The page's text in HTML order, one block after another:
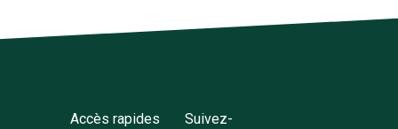
Accès rapides Suivez-